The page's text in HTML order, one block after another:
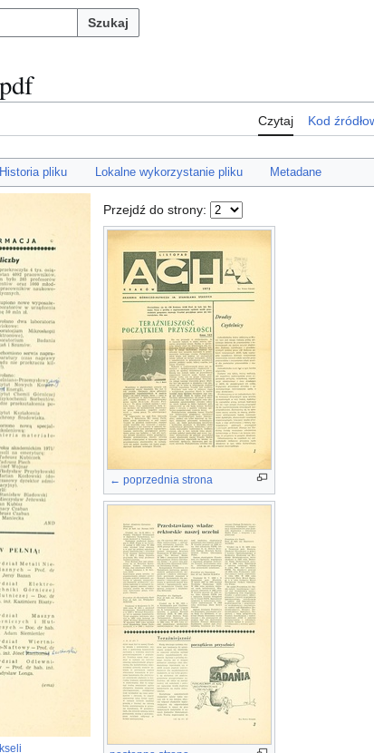
Szukaj
Czytaj Kod
Historia pliku Lokalne wykorzystanie pliku Metadane
Przejdź do strony:
← poprzednia strona